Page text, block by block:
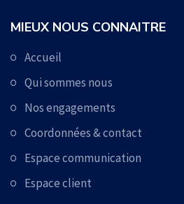
MIEUX NOUS CONNAITRE
Accueil
Qui sommes nous
Nos engagements
Coordonnées & contact
Espace communication
Espace client